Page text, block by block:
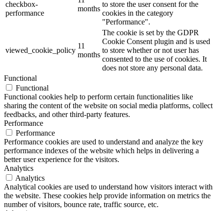
checkbox-
performance
months
to store the user consent for the
cookies in the category
"Performance".
viewed_cookie_policy
11
months
The cookie is set by the GDPR
Cookie Consent plugin and is used
to store whether or not user has
consented to the use of cookies. It
does not store any personal data.
Functional
Functional
Functional cookies help to perform certain functionalities like
sharing the content of the website on social media platforms, collect
feedbacks, and other third-party features.
Performance
Performance
Performance cookies are used to understand and analyze the key
performance indexes of the website which helps in delivering a
better user experience for the visitors.
Analytics
Analytics
Analytical cookies are used to understand how visitors interact with
the website. These cookies help provide information on metrics the
number of visitors, bounce rate, traffic source, etc.